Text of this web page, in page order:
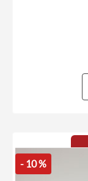
- 10 %